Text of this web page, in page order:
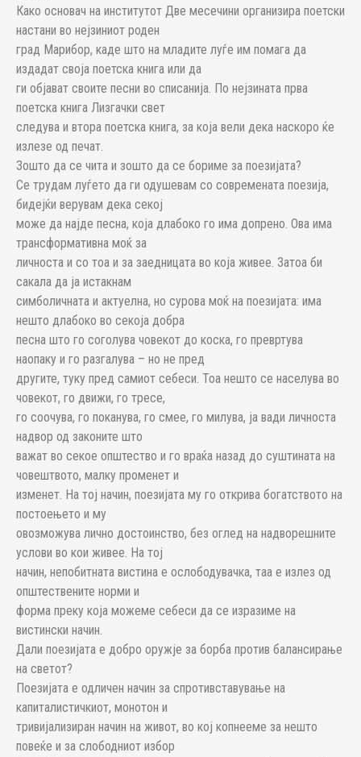
Како основач на институтот Две месечини организира поетски
настани во нејзиниот роден
град Марибор, каде што на младите луѓе им помага да
издадат своја поетска книга или да
ги објават своите песни во списанија. По нејзината прва
поетска книга Лизгачки свет
следува и втора поетска книга, за која вели дека наскоро ќе
излезе од печат.
Зошто да се чита и зошто да се бориме за поезијата?
Се трудам луѓето да ги одушевам со современата поезија,
бидејќи верувам дека секој
може да најде песна, која длабоко го има допрено. Ова има
трансформативна моќ за
личноста и со тоа и за заедницата во која живее. Затоа би
сакала да ја истакнам
симболичната и актуелна, но сурова моќ на поезијата: има
нешто длабоко во секоја добра
песна што го соголува човекот до коска, го превртува
наопаку и го разгалува – но не пред
другите, туку пред самиот себеси. Тоа нешто се населува во
човекот, го движи, го тресе,
го соочува, го поканува, го смее, го милува, ја вади личноста
надвор од законите што
важат во секое општество и го враќа назад до суштината на
човештвото, малку променет и
изменет. На тој начин, поезијата му го открива богатството на
постоењето и му
овозможува лично достоинство, без оглед на надворешните
услови во кои живее. На тој
начин, непобитната вистина е ослободувачка, таа е излез од
општествените норми и
форма преку која можеме себеси да се изразиме на
вистински начин.
Дали поезијата е добро оружје за борба против балансирање
на светот?
Поезијата е одличен начин за спротивставување на
капиталистичкиот, монотон и
тривијализиран начин на живот, во кој копнееме за нешто
повеќе и за слободниот избор